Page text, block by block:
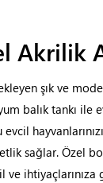
Akrilik
şık ve
balık tankı ile
sağlar. Özel
ihtiyaçlarınıza